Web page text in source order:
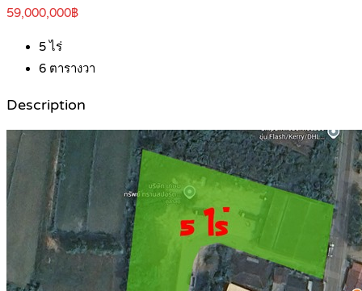
59,000,000฿
5ไร่
6 ตารางวา
Description